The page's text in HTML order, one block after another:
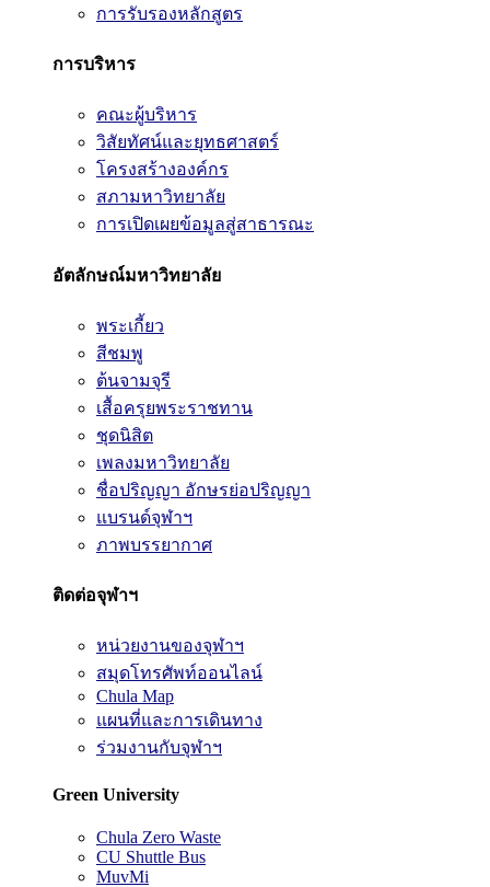
การรับรองหลักสูตร
การบริหาร
คณะผู้บริหาร
วิสัยทัศน์และยุทธศาสตร์
โครงสร้างองค์กร
สภามหาวิทยาลัย
การเปิดเผยข้อมูลสู่สาธารณะ
อัตลักษณ์มหาวิทยาลัย
พระเกี้ยว
สีชมพู
ต้นจามจุรี
เสื้อครุยพระราชทาน
ชุดนิสิต
เพลงมหาวิทยาลัย
ชื่อปริญญา อักษรย่อปริญญา
แบรนด์จุฬาฯ
ภาพบรรยากาศ
ติดต่อจุฬาฯ
หน่วยงานของจุฬาฯ
สมุดโทรศัพท์ออนไลน์
Chula Map
แผนที่และการเดินทาง
ร่วมงานกับจุฬาฯ
Green University
Chula Zero Waste
CU Shuttle Bus
MuvMi